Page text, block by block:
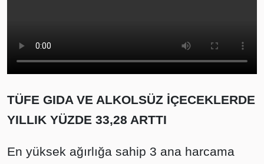
TÜFE GIDA VE ALKOLSÜZ İÇECEKLERDE
YILLIK YÜZDE 33,28 ARTTI
En yüksek ağırlığa sahip 3 ana harcama